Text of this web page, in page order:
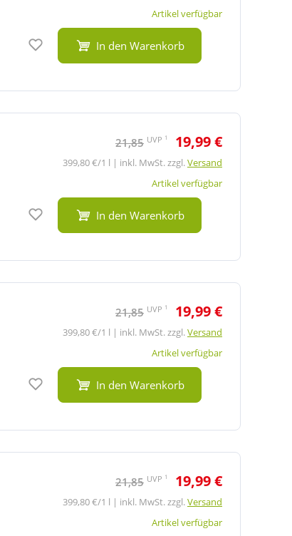
Artikel verfügbar
Auf den Merkzettel
In den Warenkorb
21,85 UVP 1 19,99 €
399,80 €/1 l | inkl. MwSt. zzgl.Versand
Artikel verfügbar
Auf den Merkzettel
In den Warenkorb
21,85 UVP 1 19,99 €
399,80 €/1 l | inkl. MwSt. zzgl.Versand
Artikel verfügbar
Auf den Merkzettel
In den Warenkorb
21,85 UVP 1 19,99 €
399,80 €/1 l | inkl. MwSt. zzgl.Versand
Artikel verfügbar